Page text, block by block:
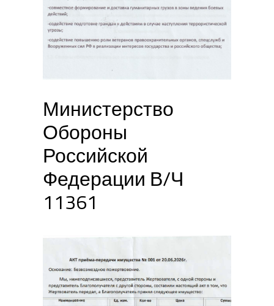
Министерство
Обороны
Российской
Федерации В/Ч
11361